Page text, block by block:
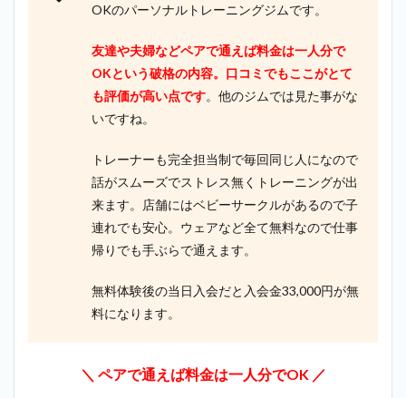
OKのパーソナルトレーニングジムです。
友達や夫婦などペアで通えば料金は一人分で
OKという破格の内容。口コミでもここがとて
も評価が高い点です。他のジムでは見た事がな
いですね。
トレーナーも完全担当制で毎回同じ人になので
話がスムーズでストレス無くトレーニングが出
来ます。店舗にはベビーサークルがあるので子
連れでも安心。ウェアなど全て無料なので仕事
帰りでも手ぶらで通えます。
無料体験後の当日入会だと入会金33,000円が無
料になります。
＼ ペアで通えば料金は一人分でOK／